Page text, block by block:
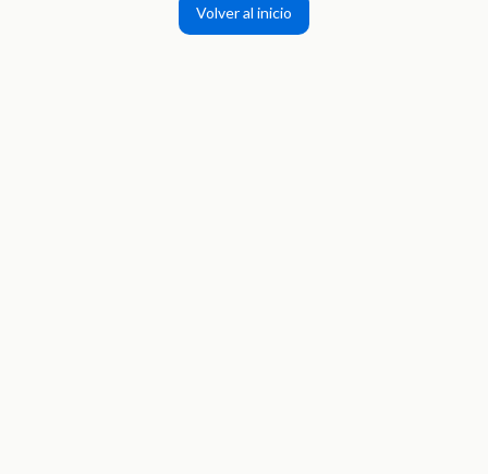
Volver al inicio